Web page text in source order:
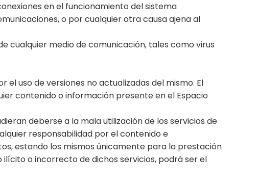
en el funcionamiento del sistema
o por cualquier otra causa ajena al
cualquier medio de comunicación, tales como virus
uso de versiones no actualizadas del mismo. El
contenido o información presente en el Espacio
deberse a la mala utilización de los servicios de
responsabilidad por el contenido e
estando los mismos únicamente para la prestación
ilícito o incorrecto de dichos servicios, podrá ser el